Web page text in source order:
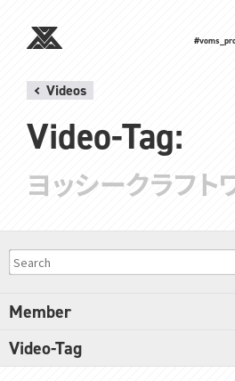
Videos
Video-Tag:
ヨッシークラフト
Member
Video-Tag